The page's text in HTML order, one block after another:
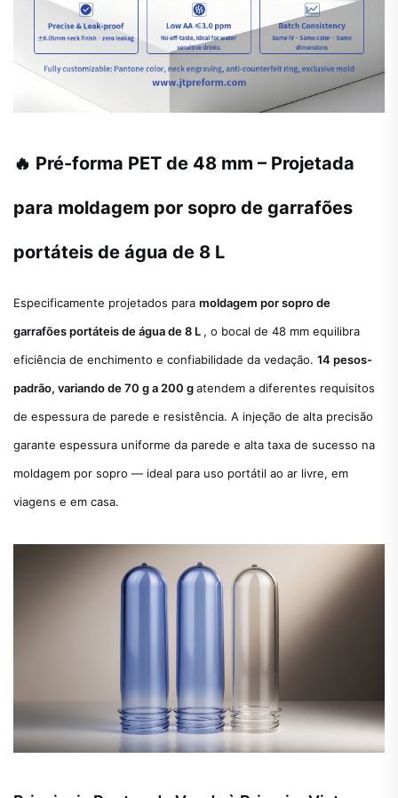
🔥 Pré-forma PET de 48 mm – Projetada
para moldagem por sopro de garrafões
portáteis de água de 8 L
Especificamente projetados para moldagem por sopro de
garrafões portáteis de água de 8 L , o bocal de 48 mm equilibra
eficiência de enchimento e confiabilidade da vedação. 14 pesos-
padrão, variando de 70 g a 200 gatendem a diferentes requisitos
de espessura de parede e resistência. A injeção de alta precisão
garante espessura uniforme da parede e alta taxa de sucesso na
moldagem por sopro — ideal para uso portátil ao ar livre, em
viagens e em casa.